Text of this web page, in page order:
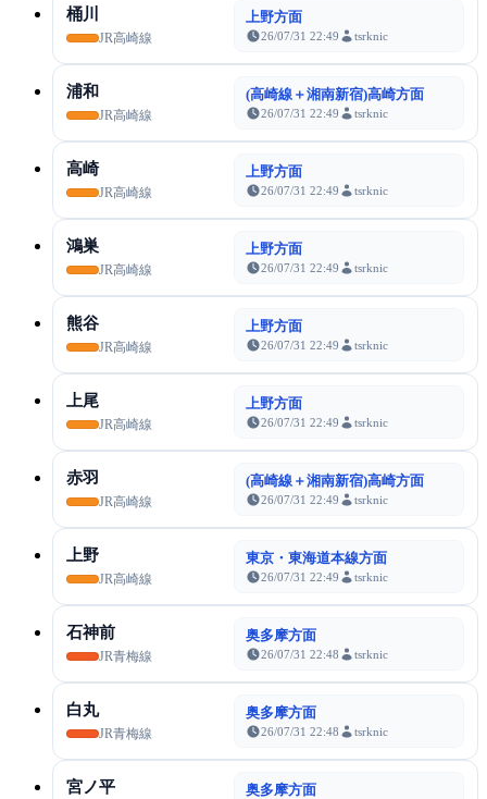
桶川
JR高崎線
上野方面
26/07/31 22:49 tsrknic
浦和
JR高崎線
(高崎線＋湘南新宿)高崎方面
26/07/31 22:49 tsrknic
高崎
JR高崎線
上野方面
26/07/31 22:49 tsrknic
鴻巣
JR高崎線
上野方面
26/07/31 22:49 tsrknic
熊谷
JR高崎線
上野方面
26/07/31 22:49 tsrknic
上尾
JR高崎線
上野方面
26/07/31 22:49 tsrknic
赤羽
JR高崎線
(高崎線＋湘南新宿)高崎方面
26/07/31 22:49 tsrknic
上野
JR高崎線
東京・東海道本線方面
26/07/31 22:49 tsrknic
石神前
JR青梅線
奥多摩方面
26/07/31 22:48 tsrknic
白丸
JR青梅線
奥多摩方面
26/07/31 22:48 tsrknic
宮ノ平 奥多摩方面